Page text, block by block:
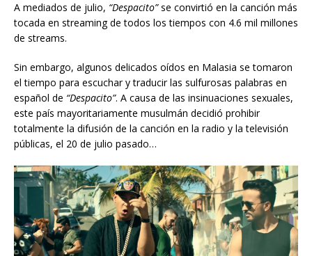
A mediados de julio, “Despacito”se convirtió en la canción más
tocada en streaming de todos los tiempos con 4.6 mil millones
de streams.
Sin embargo, algunos delicados oídos en Malasia se tomaron
el tiempo para escuchar y traducir las sulfurosas palabras en
español de “Despacito”. A causa de las insinuaciones sexuales,
este país mayoritariamente musulmán decidió prohibir
totalmente la difusión de la canción en la radio y la televisión
públicas, el 20 de julio pasado…